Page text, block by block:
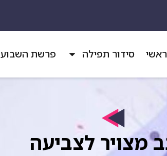
ראשי סידור תפילה פרשת השבוע
מצויר לצביעה